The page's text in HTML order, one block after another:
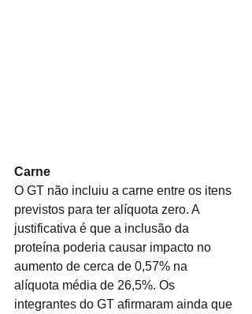
Carne
O GT não incluiu a carne entre os itens
previstos para ter alíquota zero. A
justificativa é que a inclusão da
proteína poderia causar impacto no
aumento de cerca de 0,57% na
alíquota média de 26,5%. Os
integrantes do GT afirmaram ainda que